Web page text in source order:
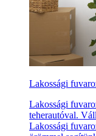
Lakossági
Lakossági
teherautóval.
Lakossági